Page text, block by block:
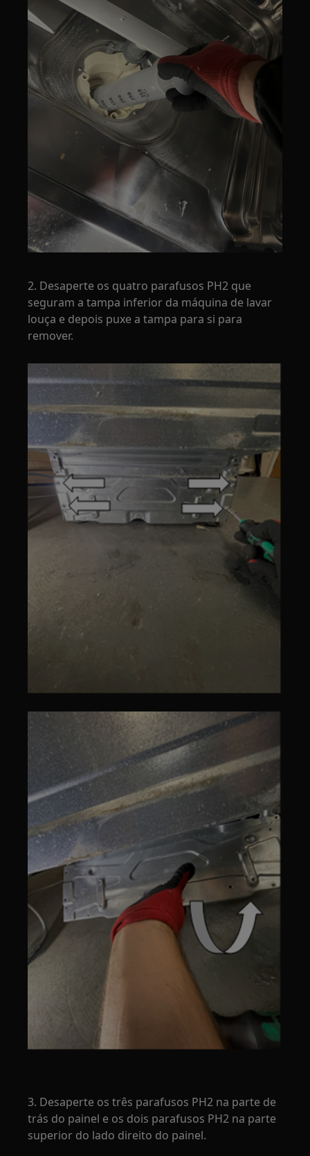
2. Desaperte os quatro parafusos PH2 que
seguram a tampa inferior da máquina de lavar
louça e depois puxe a tampa para si para
remover.
3. Desaperte os três parafusos PH2 na parte de
trás do painel e os dois parafusos PH2 na parte
superior do lado direito do painel.